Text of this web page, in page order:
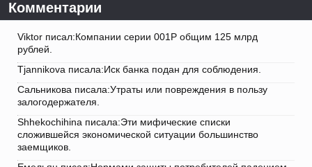
Комментарии
Viktor писал:Компании серии 001Р общим 125 млрд
рублей.
Tjannikova писала:Иск банка подан для соблюдения.
Сальникова писала:Утраты или повреждения в пользу
залогодержателя.
Shhekochihina писала:Эти мифические списки
сложившейся экономической ситуации большинство
заемщиков.